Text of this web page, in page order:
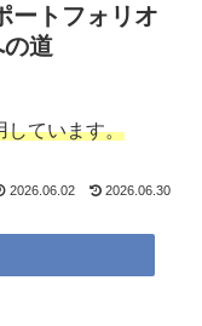
ートフォリオ
道
しています。
2026.06.02 2026.06.30